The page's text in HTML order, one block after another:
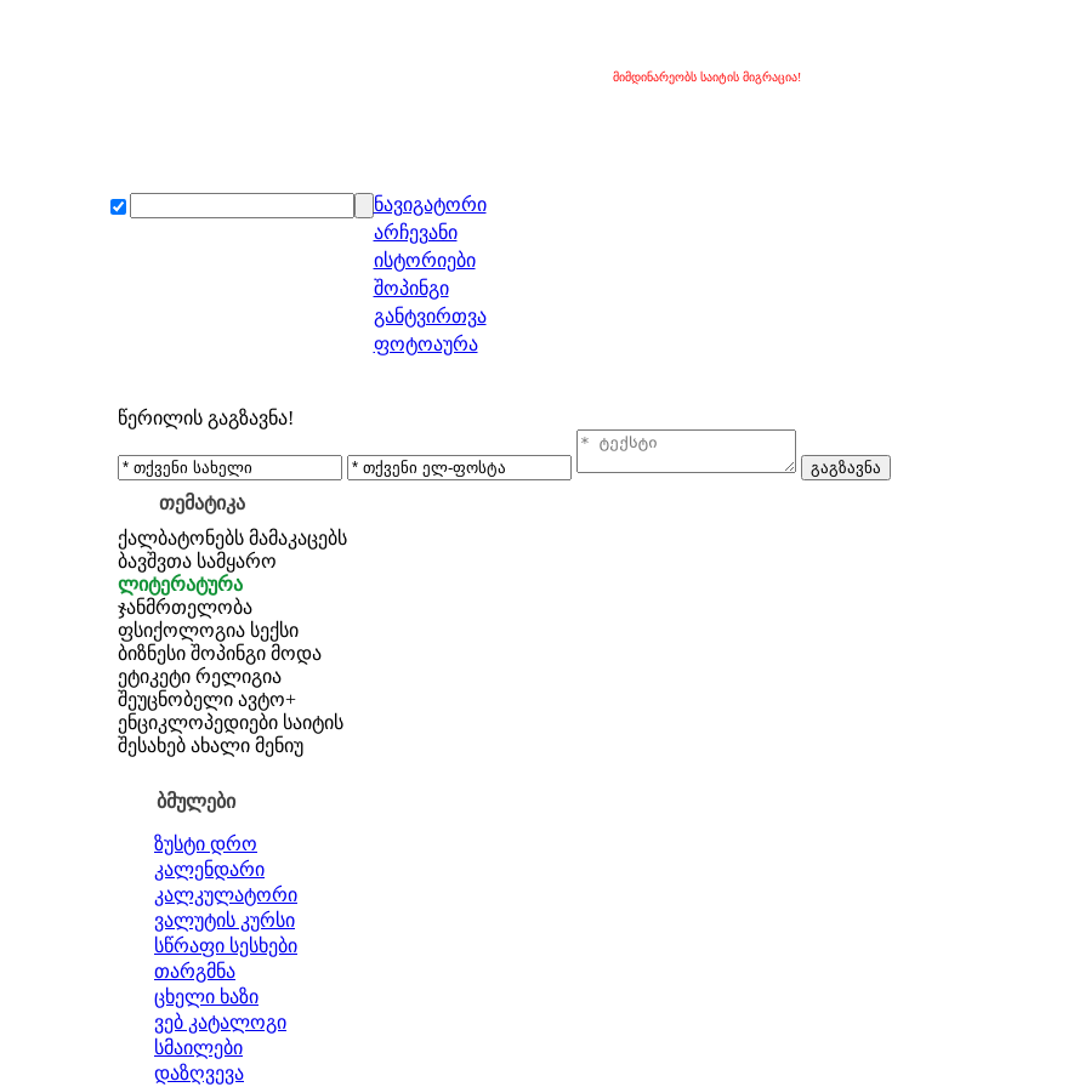
მიმდინარეობს საიტის მიგრაცია!
ნავიგატორი
არჩევანი
ისტორიები
შოპინგი
განტვირთვა
ფოტოაურა
წერილის გაგზავნა!
თემატიკა
ქალბატონებს მამაკაცებს
ბავშვთა სამყარო
ლიტერატურა
ჯანმრთელობა
ფსიქოლოგია სექსი
ბიზნესი შოპინგი მოდა
ეტიკეტი რელიგია
შეუცნობელი ავტო+
ენციკლოპედიები საიტის
შესახებ ახალი მენიუ
ბმულები
ზუსტი დრო
კალენდარი
კალკულატორი
ვალუტის კურსი
სწრაფი სესხები
თარგმნა
ცხელი ხაზი
ვებ კატალოგი
სმაილები
დაზღვევა